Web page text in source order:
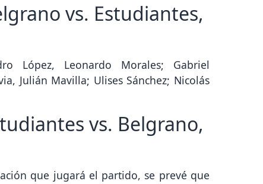
vs. Estudiantes,
López, Leonardo Morales; Gabriel
Julián Mavilla; Ulises Sánchez; Nicolás
vs. Belgrano,
que jugará el partido, se prevé que